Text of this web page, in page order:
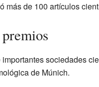
más de 100 artículos
sociedades
de Múnich.